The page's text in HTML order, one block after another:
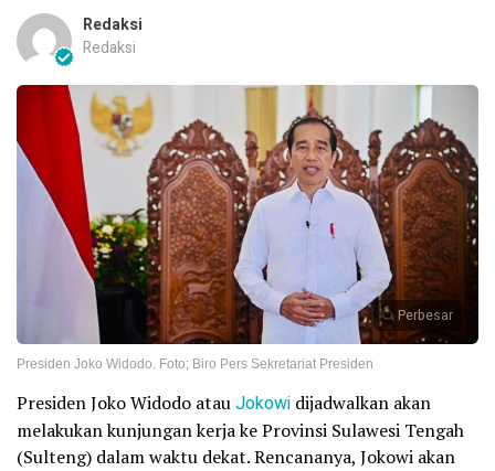
Redaksi
Redaksi
Perbesar
Presiden Joko Widodo. Foto; Biro Pers Sekretariat Presiden
Presiden Joko Widodo atauJokowi dijadwalkan akan
melakukan kunjungan kerja ke Provinsi Sulawesi Tengah
(Sulteng) dalam waktu dekat. Rencananya, Jokowi akan